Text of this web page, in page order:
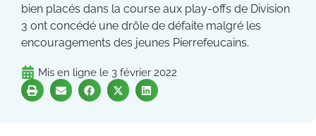
bien placés dans la course aux play-offs de Division
3 ont concédé une drôle de défaite malgré les
encouragements des jeunes Pierrefeucains.
Mis en ligne le 3 février 2022